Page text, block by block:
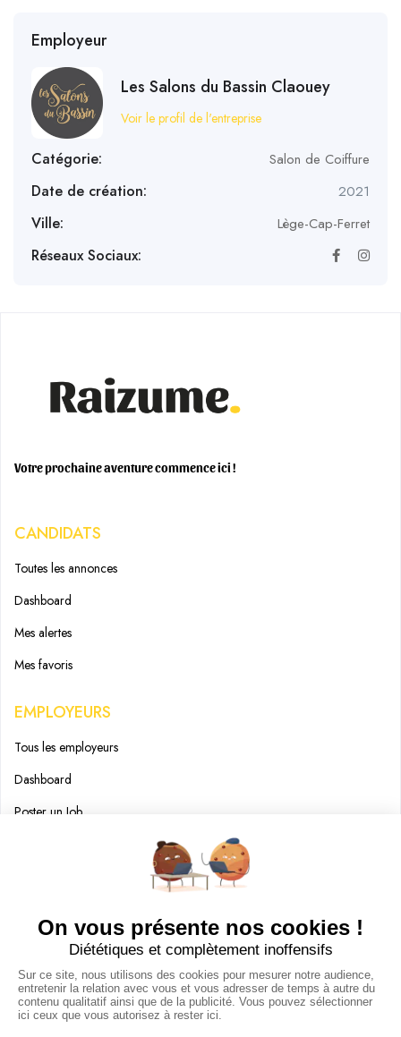
Employeur
Les Salons du Bassin Claouey
Voir le profil de l'entreprise
Catégorie: Salon de Coiffure
Date de création: 2021
Ville: Lège-Cap-Ferret
Réseaux Sociaux:
Votre prochaine aventure commence ici !
CANDIDATS
Toutes les annonces
Dashboard
Mes alertes
Mes favoris
EMPLOYEURS
Tous les employeurs
Dashboard
Poster un Job
Ajouter mon salon
CGU
Conditions Générales de Vente